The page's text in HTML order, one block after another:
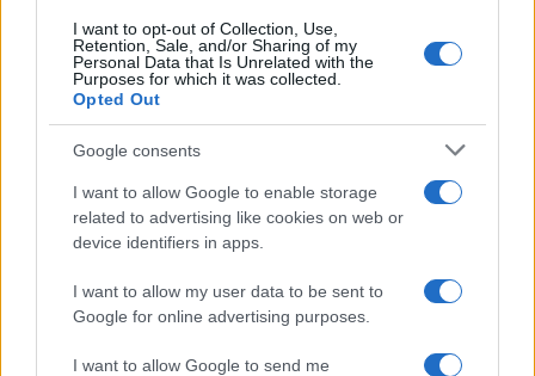
I want to opt-out of Collection, Use,
Retention, Sale, and/or Sharing of my
Personal Data that Is Unrelated with the
Purposes for which it was collected.
Opted Out
Google consents
I want to allow Google to enable storage
related to advertising like cookies on web or
device identifiers in apps.
I want to allow my user data to be sent to
Google for online advertising purposes.
I want to allow Google to send me
Personali